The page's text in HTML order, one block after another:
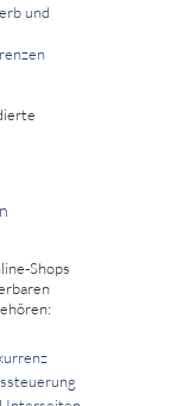
und
Shops